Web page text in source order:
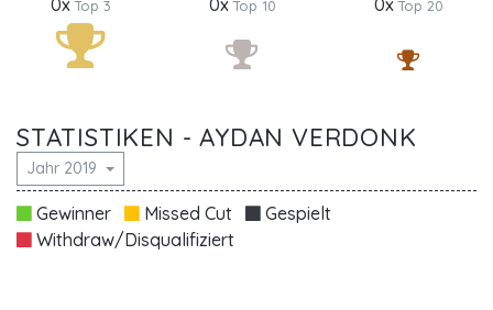
Top 3 Top 10 Top 20
STATISTIKEN - AYDAN VERDONK
Jahr 2019
Gewinner Missed Cut
Gespielt
Withdraw/Disqualifiziert